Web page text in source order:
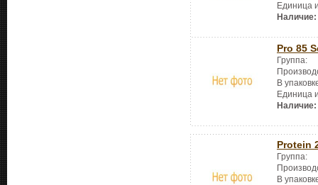
Единица
Наличие:
Pro 85
Группа:
В
Единица
Наличие:
Protein
Группа:
В